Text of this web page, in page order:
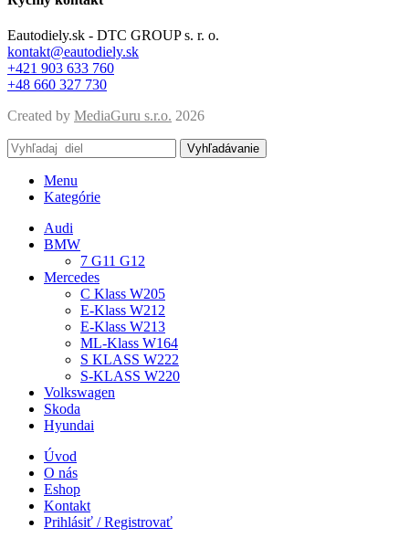
Eautodiely.sk - DTC GROUP s. r. o.
kontakt@eautodiely.sk
+421 903 633 760
+48 660 327 730
Created by MediaGuru s.r.o. 2026
Vyhľadávanie
Menu
Kategórie
Audi
BMW
7 G11 G12
Mercedes
C Klass W205
E-Klass W212
E-Klass W213
ML-Klass W164
S KLASS W222
S-KLASS W220
Volkswagen
Skoda
Hyundai
Úvod
O nás
Eshop
Kontakt
Prihlásiť / Registrovať